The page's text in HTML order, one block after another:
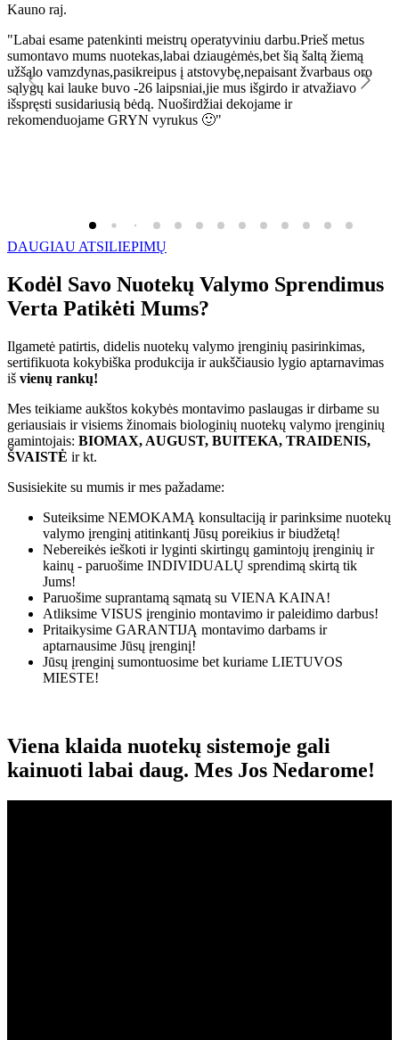
Kauno raj.
"Labai esame patenkinti meistrų operatyviniu darbu.Prieš metus
sumontavo mums nuotekas,labai dziaugėmės,bet šią šaltą žiemą
užšąlo vamzdynas,pasikreipus į atstovybę,nepaisant žvarbaus oro
sąlygų kai lauke buvo -26 laipsniai,jie mus išgirdo ir atvažiavo
išspręsti susidariusią bėdą. Nuoširdžiai dekojame ir
rekomenduojame GRYN vyrukus 🙂"
DAUGIAU ATSILIEPIMŲ
Kodėl Savo Nuotekų Valymo Sprendimus
Verta Patikėti Mums?
Ilgametė patirtis, didelis nuotekų valymo įrenginių pasirinkimas,
sertifikuota kokybiška produkcija ir aukščiausio lygio aptarnavimas
iš vienų rankų!
Mes teikiame aukštos kokybės montavimo paslaugas ir dirbame su
geriausiais ir visiems žinomais biologinių nuotekų valymo įrenginių
gamintojais: BIOMAX, AUGUST, BUITEKA, TRAIDENIS,
ŠVAISTĖ ir kt.
Susisiekite su mumis ir mes pažadame:
Suteiksime NEMOKAMĄ konsultaciją ir parinksime nuotekų
valymo įrenginį atitinkantį Jūsų poreikius ir biudžetą!
Nebereikės ieškoti ir lyginti skirtingų gamintojų įrenginių ir
kainų - paruošime INDIVIDUALŲ sprendimą skirtą tik
Jums!
Paruošime suprantamą sąmatą su VIENA KAINA!
Atliksime VISUS įrenginio montavimo ir paleidimo darbus!
Pritaikysime GARANTIJĄ montavimo darbams ir
aptarnausime Jūsų įrenginį!
Jūsų įrenginį sumontuosime bet kuriame LIETUVOS
MIESTE!
Viena klaida nuotekų sistemoje gali
kainuoti labai daug. Mes Jos Nedarome!